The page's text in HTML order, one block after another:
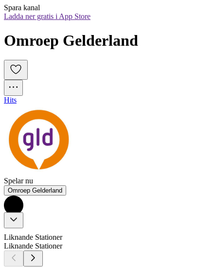
Spara kanal
Ladda ner gratis i App Store
Omroep Gelderland
Hits
Spelar nu
Omroep Gelderland
Liknande Stationer
Liknande Stationer